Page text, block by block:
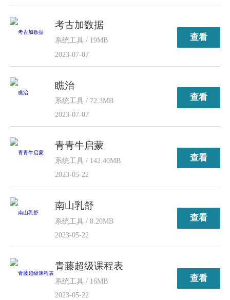
考古加数据
系统工具 / 19MB
2023-07-07
查看
瞧治
系统工具 / 72.3MB
2023-07-07
查看
青青牛启蒙
系统工具 / 142.40MB
2023-05-22
查看
南山乳舒
系统工具 / 8.20MB
2023-05-22
查看
青藤超级课程表
系统工具 / 16MB
2023-05-22
查看